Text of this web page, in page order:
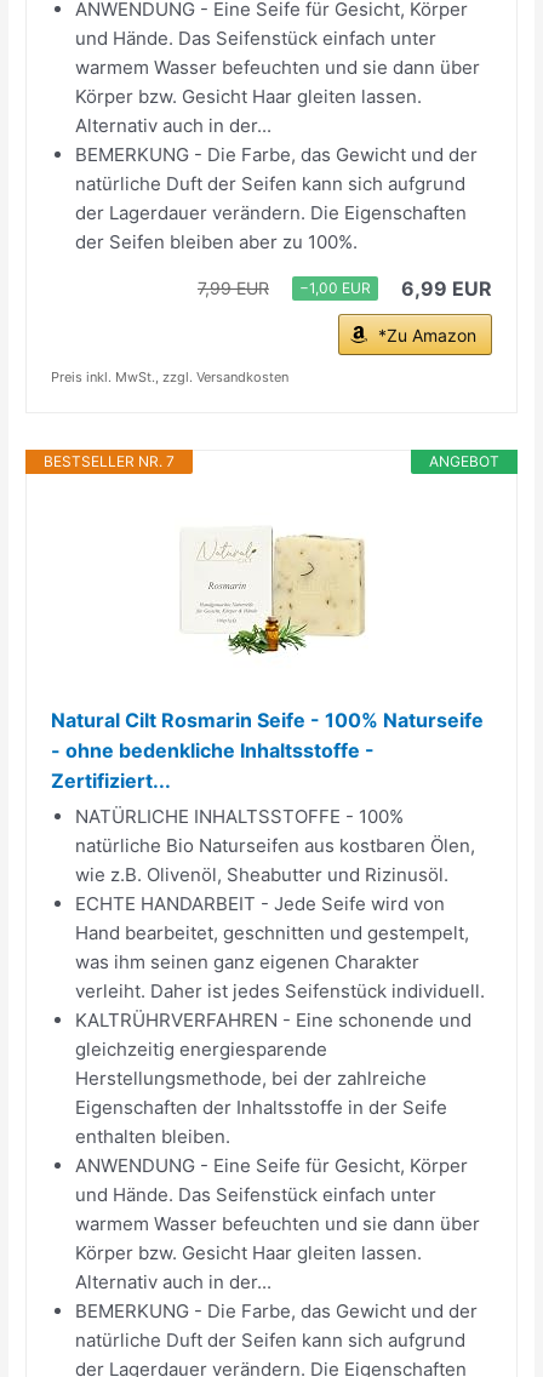
ANWENDUNG - Eine Seife für Gesicht, Körper
und Hände. Das Seifenstück einfach unter
warmem Wasser befeuchten und sie dann über
Körper bzw. Gesicht Haar gleiten lassen.
Alternativ auch in der...
BEMERKUNG - Die Farbe, das Gewicht und der
natürliche Duft der Seifen kann sich aufgrund
der Lagerdauer verändern. Die Eigenschaften
der Seifen bleiben aber zu 100%.
7,99 EUR −1,00 EUR 6,99 EUR
*Zu Amazon
Preis inkl. MwSt., zzgl. Versandkosten
ANGEBOT
BESTSELLER NR. 7
Natural Cilt Rosmarin Seife - 100% Naturseife
- ohne bedenkliche Inhaltsstoffe -
Zertifiziert...
NATÜRLICHE INHALTSSTOFFE - 100%
natürliche Bio Naturseifen aus kostbaren Ölen,
wie z.B. Olivenöl, Sheabutter und Rizinusöl.
ECHTE HANDARBEIT - Jede Seife wird von
Hand bearbeitet, geschnitten und gestempelt,
was ihm seinen ganz eigenen Charakter
verleiht. Daher ist jedes Seifenstück individuell.
KALTRÜHRVERFAHREN - Eine schonende und
gleichzeitig energiesparende
Herstellungsmethode, bei der zahlreiche
Eigenschaften der Inhaltsstoffe in der Seife
enthalten bleiben.
ANWENDUNG - Eine Seife für Gesicht, Körper
und Hände. Das Seifenstück einfach unter
warmem Wasser befeuchten und sie dann über
Körper bzw. Gesicht Haar gleiten lassen.
Alternativ auch in der...
BEMERKUNG - Die Farbe, das Gewicht und der
natürliche Duft der Seifen kann sich aufgrund
der Lagerdauer verändern. Die Eigenschaften